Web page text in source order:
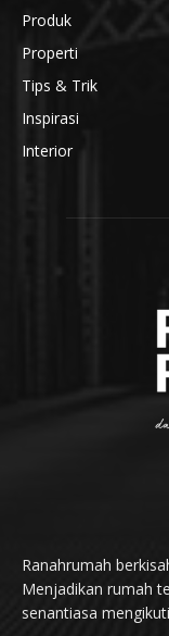
Produk
Properti
Tips & Trik
Inspirasi
Interior
Ranahrumah
Menjadikan rumah
senantiasa